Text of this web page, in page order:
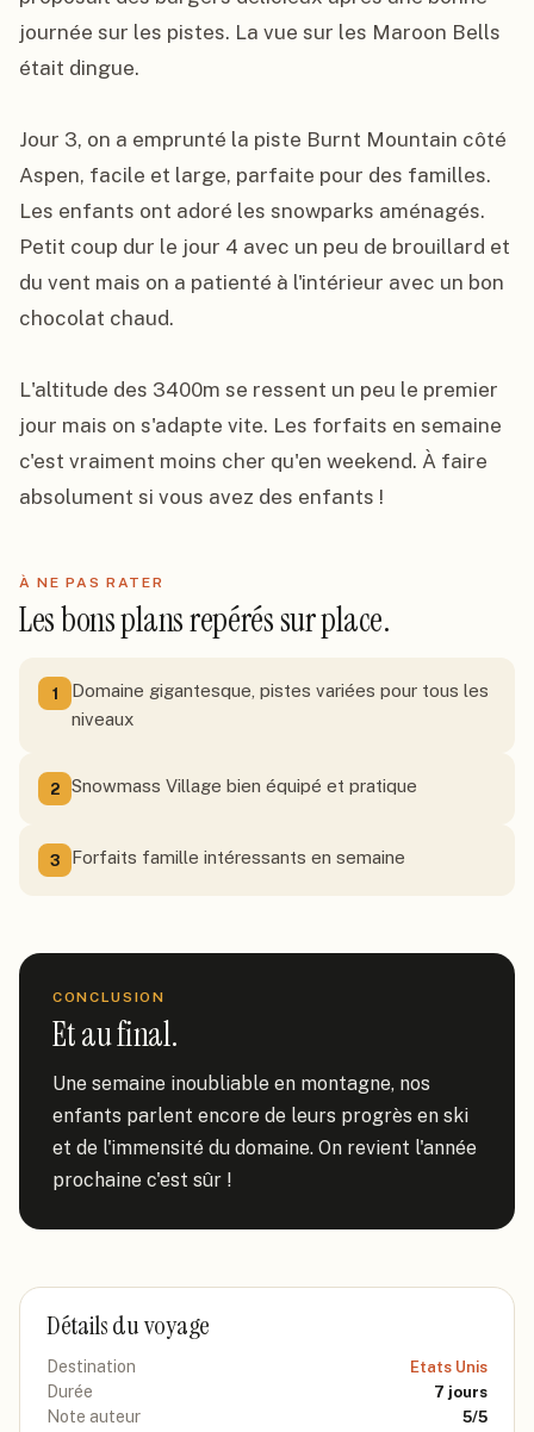
journée sur les pistes. La vue sur les Maroon Bells
était dingue.
Jour 3, on a emprunté la piste Burnt Mountain côté
Aspen, facile et large, parfaite pour des familles.
Les enfants ont adoré les snowparks aménagés.
Petit coup dur le jour 4 avec un peu de brouillard et
du vent mais on a patienté à l'intérieur avec un bon
chocolat chaud.
L'altitude des 3400m se ressent un peu le premier
jour mais on s'adapte vite. Les forfaits en semaine
c'est vraiment moins cher qu'en weekend. À faire
absolument si vous avez des enfants !
À NE PAS RATER
Les bons plans repérés sur place.
1
Domaine gigantesque, pistes variées pour tous les
niveaux
2 Snowmass Village bien équipé et pratique
3 Forfaits famille intéressants en semaine
CONCLUSION
Et au final.
Une semaine inoubliable en montagne, nos
enfants parlent encore de leurs progrès en ski
et de l'immensité du domaine. On revient l'année
prochaine c'est sûr !
Détails du voyage
Destination Etats Unis
Durée 7 jours
Note auteur 5/5